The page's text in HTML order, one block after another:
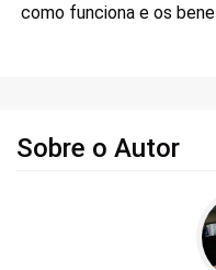
como funciona e os
Sobre o Autor